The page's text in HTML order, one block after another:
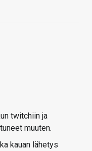
twitchiin ja
muuten.
kauan lähetys